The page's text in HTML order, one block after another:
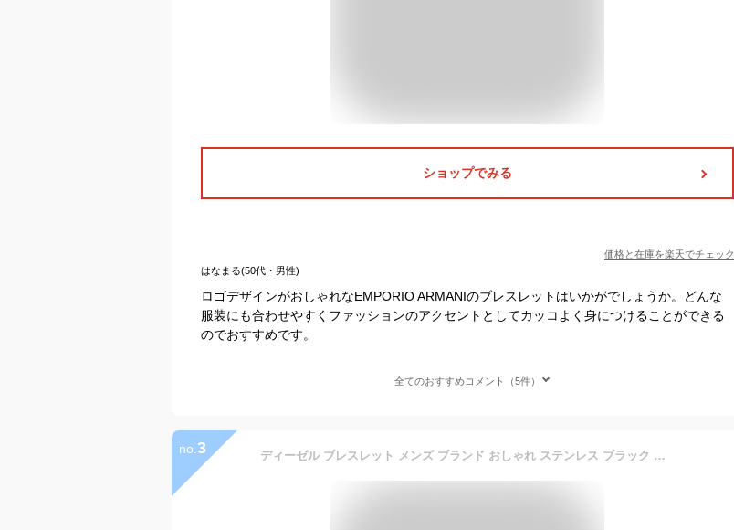
ショップでみる
価格と在庫を楽天でチェック
はなまる(50代・男性)
ロゴデザインがおしゃれなEMPORIO ARMANIのブレスレットはいかがでしょうか。どんな
服装にも合わせやすくファッションのアクセントとしてカッコよく身につけることができる
のでおすすめです。
全てのおすすめコメント（5件）
no. 3 ディーゼル ブレスレット メンズ ブランド おしゃれ ステンレス ブラック 結婚式 記念日 プレゼント ギフト 贈り物 男性 プレゼント 父親 誕生日プレゼント DIESEL 卒業 入学 お祝い